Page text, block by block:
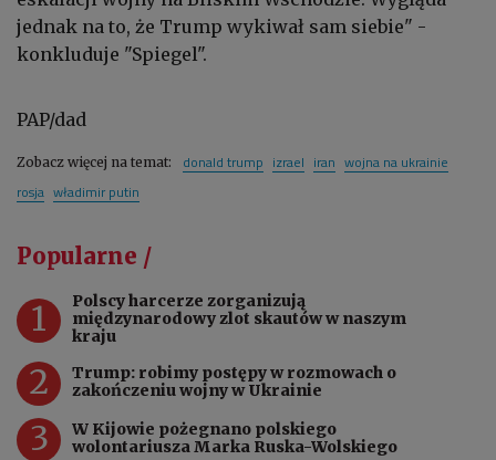
jednak na to, że Trump wykiwał sam siebie" -
konkluduje "Spiegel".
PAP/dad
Zobacz więcej na temat: donald trump izrael iran wojna na ukrainie
rosja władimir putin
Popularne /
1
Polscy harcerze zorganizują
międzynarodowy zlot skautów w naszym
kraju
2
Trump: robimy postępy w rozmowach o
zakończeniu wojny w Ukrainie
3
W Kijowie pożegnano polskiego
wolontariusza Marka Ruska-Wolskiego